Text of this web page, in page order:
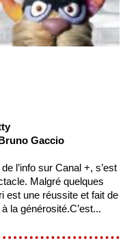
Gaccio
l’info sur Canal +, s’est
Malgré quelques
est une réussite et fait de
la générosité.C’est...